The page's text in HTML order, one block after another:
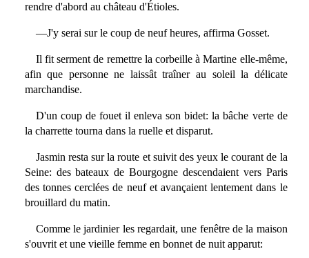
rendre d'abord au château d'Étioles.
—J'y serai sur le coup de neuf heures, affirma Gosset.
Il fit serment de remettre la corbeille à Martine elle-même,
afin que personne ne laissât traîner au soleil la délicate
marchandise.
D'un coup de fouet il enleva son bidet: la bâche verte de
la charrette tourna dans la ruelle et disparut.
Jasmin resta sur la route et suivit des yeux le courant de la
Seine: des bateaux de Bourgogne descendaient vers Paris
des tonnes cerclées de neuf et avançaient lentement dans le
brouillard du matin.
Comme le jardinier les regardait, une fenêtre de la maison
s'ouvrit et une vieille femme en bonnet de nuit apparut: